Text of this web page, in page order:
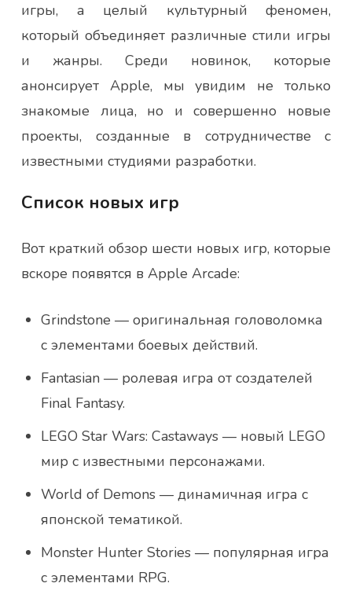
игры, а целый культурный феномен,
который объединяет различные стили игры
и жанры. Среди новинок, которые
анонсирует Apple, мы увидим не только
знакомые лица, но и совершенно новые
проекты, созданные в сотрудничестве с
известными студиями разработки.
Список новых игр
Вот краткий обзор шести новых игр, которые
вскоре появятся в Apple Arcade:
Grindstone — оригинальная головоломка
с элементами боевых действий.
Fantasian — ролевая игра от создателей
Final Fantasy.
LEGO Star Wars: Castaways — новый LEGO
мир с известными персонажами.
World of Demons — динамичная игра с
японской тематикой.
Monster Hunter Stories — популярная игра
с элементами RPG.